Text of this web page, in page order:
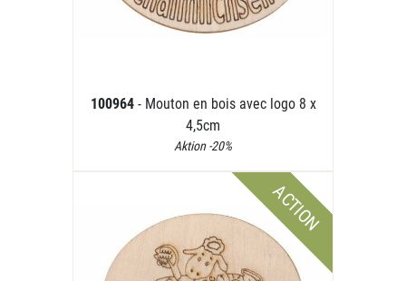
100964 - Mouton en bois avec logo 8 x
4,5cm
Aktion -20%
ACTION